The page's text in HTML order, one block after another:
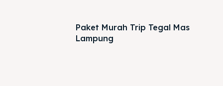
Paket Murah Trip Tegal Mas
Lampung